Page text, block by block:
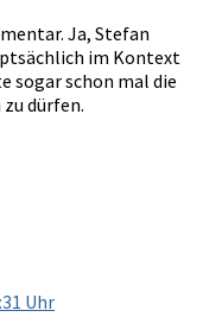
Ja, Stefan
im Kontext
sogar schon mal die
dürfen.
Uhr